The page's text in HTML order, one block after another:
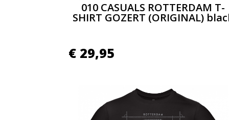
010 CASUALS ROTTERDAM T-
SHIRT GOZERT (ORIGINAL)
€ 29,95